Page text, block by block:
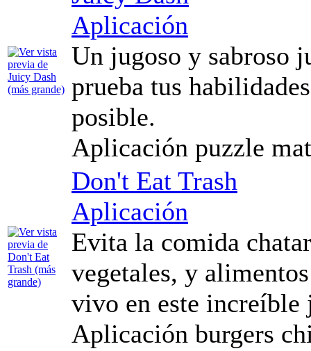
Aplicación
Un jugoso y sabroso
prueba tus
posible.
Aplicación puzzle
Don't Eat Trash
Aplicación
Evita la comida
vegetales, y
vivo en este increíble
Aplicación burgers